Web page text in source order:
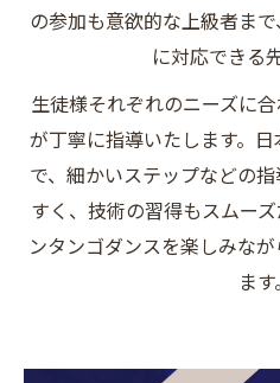
の参加も意欲的な上級者ま
に対応できる
生徒様それぞれのニーズに
が丁寧に指導いたします。
で、細かいステップなどの
すく、技術の習得もスムー
ンタンゴダンスを楽しみな
ます。